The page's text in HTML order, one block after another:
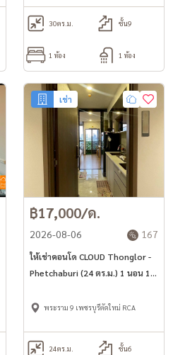
30ตร.ม. ชั้น9
1 ห้อง 1 ห้อง
เช่า
฿17,000/ด.
2026-08-06 167
ให้เช่าคอนโด CLOUD Thonglor -
Phetchaburi (24 ตร.ม.) 1 นอน 1
พระราม 9 เพชรบุรีตัดใหม่ RCA
24ตร.ม. ชั้น6